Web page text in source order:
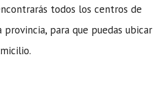
todos los centros de
para que puedas ubicar